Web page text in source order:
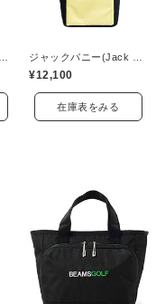
¥12,100
在庫表をみる